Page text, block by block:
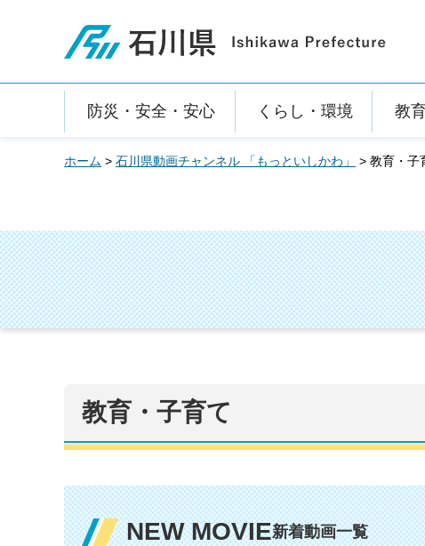
石川県
防災・安全・安心 くらし・環境 教
ホーム > 石川県動画チャンネル 「もっといしかわ」 > 教育・子
教育・子育て
NEW MOVIE新着動画一覧